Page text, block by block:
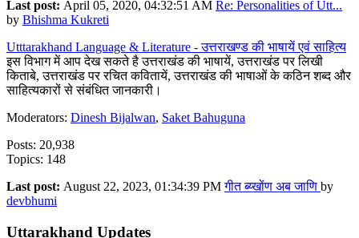
Last post: April 05, 2020, 04:32:51 AM Re: Personalities of Utt...
by Bhishma Kukreti
Utttarakhand Language & Literature - उत्तराखण्ड की भाषायें एवं साहित्य
इस विभाग में आप देख सकते है उत्तराखंड की भाषायें, उत्तराखंड पर लिखी
किताबे, उत्तराखंड पर रचित कवितायें, उत्तराखंड की भाषाओं के कठिन शब्द और
साहित्यकारों से संबंधित जानकारी।
Moderators: Dinesh Bijalwan, Saket Bahuguna
Posts: 20,938
Topics: 148
Last post: August 22, 2023, 01:34:39 PMगीत ब्य्खोंण अब जाणि by
devbhumi
Uttarakhand Updates